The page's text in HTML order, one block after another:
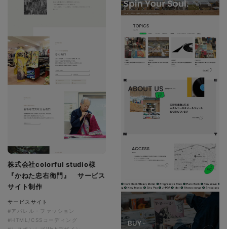
株式会社colorful studio様
『かねた忠右衛門』 サービス
サイト制作
サービスサイト
#アパレル・ファッション
#HTML/CSSコーディング